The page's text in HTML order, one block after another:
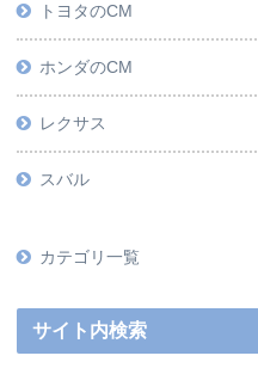
トヨタのCM
ホンダのCM
レクサス
スバル
カテゴリ一覧
サイト内検索